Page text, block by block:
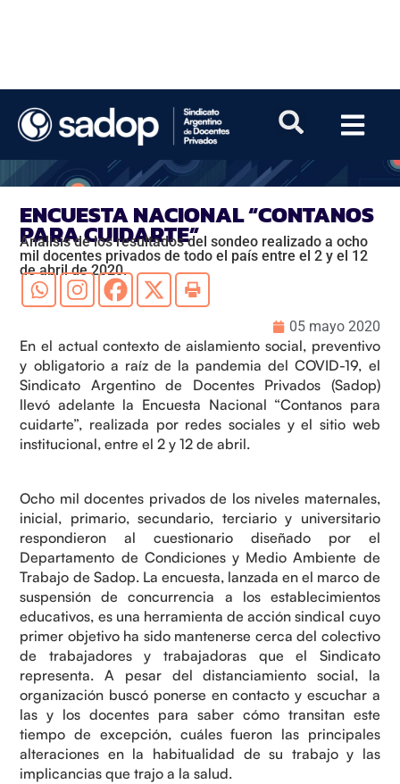
ENCUESTA NACIONAL “CONTANOS
PARA CUIDARTE”
Análisis de los resultados del sondeo realizado a ocho
mil docentes privados de todo el país entre el 2 y el 12
de abril de 2020.
05 mayo 2020
En el actual contexto de aislamiento social, preventivo
y obligatorio a raíz de la pandemia del COVID-19, el
Sindicato Argentino de Docentes Privados (Sadop)
llevó adelante la Encuesta Nacional “Contanos para
cuidarte”, realizada por redes sociales y el sitio web
institucional, entre el 2 y 12 de abril.
Ocho mil docentes privados de los niveles maternales,
inicial, primario, secundario, terciario y universitario
respondieron al cuestionario diseñado por el
Departamento de Condiciones y Medio Ambiente de
Trabajo de Sadop. La encuesta, lanzada en el marco de
suspensión de concurrencia a los establecimientos
educativos, es una herramienta de acción sindical cuyo
primer objetivo ha sido mantenerse cerca del colectivo
de trabajadores y trabajadoras que el Sindicato
representa. A pesar del distanciamiento social, la
organización buscó ponerse en contacto y escuchar a
las y los docentes para saber cómo transitan este
tiempo de excepción, cuáles fueron las principales
alteraciones en la habitualidad de su trabajo y las
implicancias que trajo a la salud.